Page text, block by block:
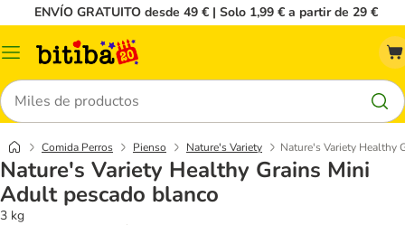
ENVÍO GRATUITO desde 49 € | Solo 1,99 € a partir de 29 €
Menú
Buscar
Comida Perros Pienso Nature's Variety Nature's Variety Healthy
Nature's Variety Healthy Grains Mini
Adult pescado blanco
3 kg